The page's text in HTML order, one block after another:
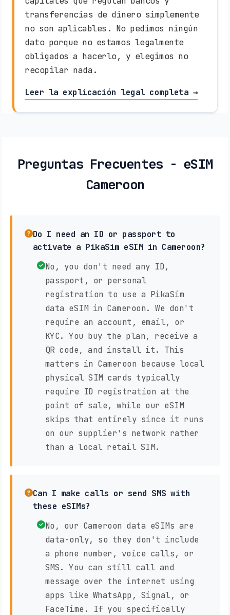
transferencias de dinero simplemente
no son aplicables. No pedimos ningún
dato porque no estamos legalmente
obligados a hacerlo, y elegimos no
recopilar nada.
Leer la explicación legal completa →
Preguntas Frecuentes - eSIM
Cameroon
Do I need an ID or passport to
activate a PikaSim eSIM in Cameroon?
No, you don't need any ID,
passport, or personal
registration to use a PikaSim
data eSIM in Cameroon. We don't
require an account, email, or
KYC. You buy the plan, receive a
QR code, and install it. This
matters in Cameroon because local
physical SIM cards typically
require ID registration at the
point of sale, while our eSIM
skips that entirely since it runs
on our supplier's network rather
than a local retail SIM.
Can I make calls or send SMS with
these eSIMs?
No, our Cameroon data eSIMs are
data-only, so they don't include
a phone number, voice calls, or
SMS. You can still call and
message over the internet using
apps like WhatsApp, Signal, or
FaceTime. If you specifically